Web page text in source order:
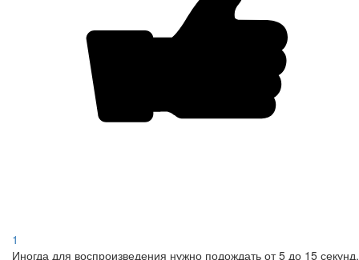
1
Иногда для воспроизведения нужно подождать от 5 до 15 секунд.